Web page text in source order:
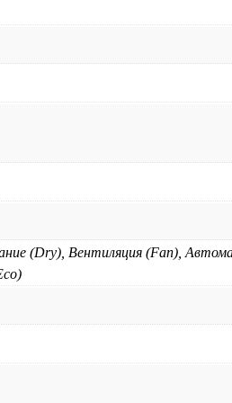
(Dry), Вентиляция (Fan),